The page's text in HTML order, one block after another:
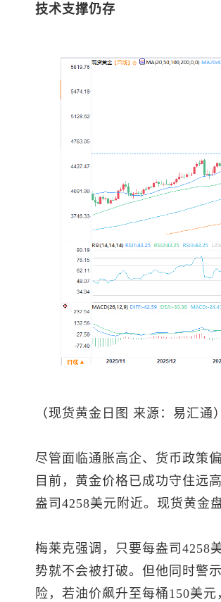
技术支撑仍存
（现货黄金 日图 来源：易汇通）
尽管面临通胀高企、货币政策
目前，黄金价格已成功守住远
盎司4258美元附近。 现货黄金
梅莱克强调，只要每盎司4258
势就不会被打破。但他同时警
险，若油价飙升至每桶150美